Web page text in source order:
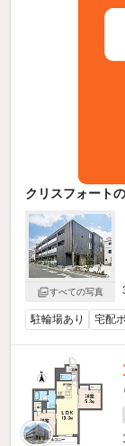
クリスフォート
すべての写真
駐輪場あり 宅配